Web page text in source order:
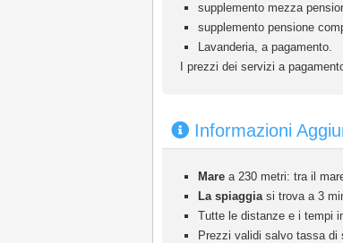
supplemento mezza
supplemento pensione
Lavanderia, a pagamento.
I prezzi dei servizi a
Informazioni
Mare a 230 metri: tra il
La spiaggiasi trova a 3
Tutte le distanze e i tempi
Prezzi validi salvo tassa di